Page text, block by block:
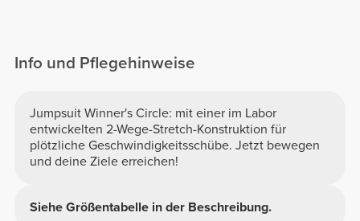
Info und Pflegehinweise
Jumpsuit Winner's Circle: mit einer im Labor
entwickelten 2-Wege-Stretch-Konstruktion für
plötzliche Geschwindigkeitsschübe. Jetzt bewegen
und deine Ziele erreichen!
Siehe Größentabelle in der Beschreibung.